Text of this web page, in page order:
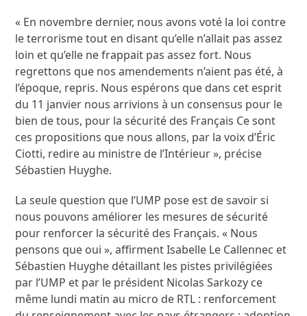
« En novembre dernier, nous avons voté la loi contre
le terrorisme tout en disant qu’elle n’allait pas assez
loin et qu’elle ne frappait pas assez fort. Nous
regrettons que nos amendements n’aient pas été, à
l’époque, repris. Nous espérons que dans cet esprit
du 11 janvier nous arrivions à un consensus pour le
bien de tous, pour la sécurité des Français Ce sont
ces propositions que nous allons, par la voix d’Éric
Ciotti, redire au ministre de l’Intérieur », précise
Sébastien Huyghe.
La seule question que l’UMP pose est de savoir si
nous pouvons améliorer les mesures de sécurité
pour renforcer la sécurité des Français. « Nous
pensons que oui », affirment Isabelle Le Callennec et
Sébastien Huyghe détaillant les pistes privilégiées
par l’UMP et par le président Nicolas Sarkozy ce
même lundi matin au micro de RTL : renforcement